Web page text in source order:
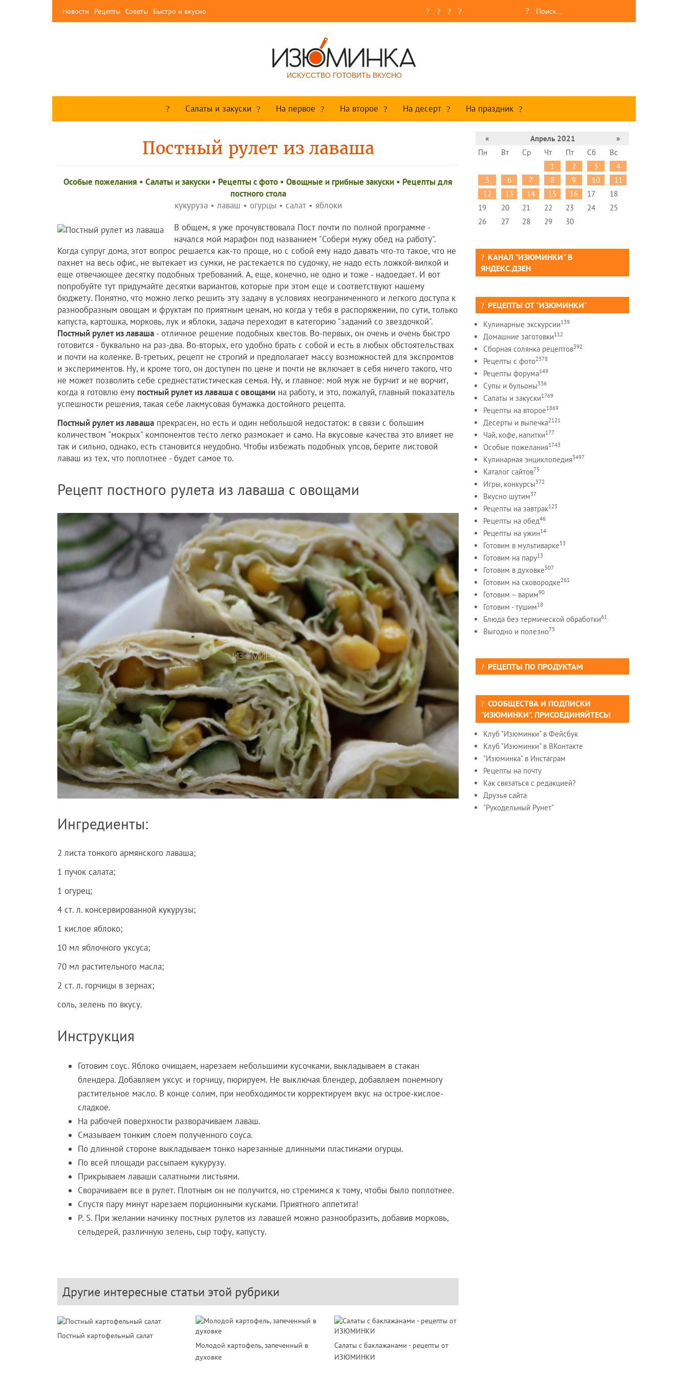
Новости Рецепты Советы Быстро и вкусно
ИСКУССТВО ГОТОВИТЬ ВКУСНО
Салаты и закуски На первое На второе На десерт На праздник
Постный рулет из лаваша
Особые пожелания • Салаты и закуски • Рецепты c фото • Овощные и грибные закуски • Рецепты для
постного стола
кукуруза• лаваш • огурцы • салат• яблоки
В общем, я уже прочувствовала Пост почти по полной программе -
начался мой марафон под названием "Собери мужу обед на работу".
Когда супруг дома, этот вопрос решается как-то проще, но с собой ему надо давать что-то такое, что не
пахнет на весь офис, не вытекает из сумки, не растекается по судочку, не надо есть ложкой-вилкой и
еще отвечающее десятку подобных требований. А, еще, конечно, не одно и тоже - надоедает. И вот
попробуйте тут придумайте десятки вариантов, которые при этом еще и соответствуют нашему
бюджету. Понятно, что можно легко решить эту задачу в условиях неограниченного и легкого доступа к
разнообразным овощам и фруктам по приятным ценам, но когда у тебя в распоряжении, по сути, только
капуста, картошка, морковь, лук и яблоки, задача переходит в категорию "заданий со звездочкой".
Постный рулет из лаваша - отличное решение подобных квестов. Во-первых, он очень и очень быстро
готовится - буквально на раз-два. Во-вторых, его удобно брать с собой и есть в любых обстоятельствах
и почти на коленке. В-третьих, рецепт не строгий и предполагает массу возможностей для экспромтов
и экспериментов. Ну, и кроме того, он доступен по цене и почти не включает в себя ничего такого, что
не может позволить себе среднестатистическая семья. Ну, и главное: мой муж не бурчит и не ворчит,
когда я готовлю ему постный рулет из лаваша с овощами на работу, и это, пожалуй, главный показатель
успешности решения, такая себе лакмусовая бумажка достойного рецепта.
Постный рулет из лаваша прекрасен, но есть и один небольшой недостаток: в связи с большим
количеством "мокрых" компонентов тесто легко размокает и само. На вкусовые качества это влияет не
так и сильно, однако, есть становится неудобно. Чтобы избежать подобных упсов, берите листовой
лаваш из тех, что поплотнее - будет самое то.
Рецепт постного рулета из лаваша с овощами
Ингредиенты:
2 листа тонкого армянского лаваша;
1 пучок салата;
1 огурец;
4 ст. л. консервированной кукурузы;
1 кислое яблоко;
10 мл яблочного уксуса;
70 мл растительного масла;
2 ст. л. горчицы в зернах;
соль, зелень по вкусу.
Инструкция
Готовим соус. Яблоко очищаем, нарезаем небольшими кусочками, выкладываем в стакан
блендера. Добавляем уксус и горчицу, пюрируем. Не выключая блендер, добавляем понемногу
растительное масло. В конце солим, при необходимости корректируем вкус на острое-кислое-
сладкое.
На рабочей поверхности разворачиваем лаваш.
Смазываем тонким слоем полученного соуса.
По длинной стороне выкладываем тонко нарезанные длинными пластинами огурцы.
По всей площади рассыпаем кукурузу.
Прикрываем лаваши салатными листьями.
Сворачиваем все в рулет. Плотным он не получится, но стремимся к тому, чтобы было поплотнее.
Спустя пару минут нарезаем порционными кусками. Приятного аппетита!
P. S. При желании начинку постных рулетов из лавашей можно разнообразить, добавив морковь,
сельдерей, различную зелень, сыр тофу, капусту.
Другие интересные статьи этой рубрики
Постный картофельный салат
Молодой картофель, запеченный в
духовке
Салаты с баклажанами - рецепты от
ИЗЮМИНКИ
« Апрель 2021
»
Пн
Вт Ср Чт Пт Сб
Вс
1
2 3
4
5
6 7 8 9 10
11
12
13 14 15 16 17
18
19
20 21 22 23 24
25
26
27 28 29 30
КАНАЛ "ИЗЮМИНКИ" В
ЯНДЕКС.ДЗЕН
РЕЦЕПТЫ ОТ "ИЗЮМИНКИ"
Кулинарные экскурсии139
Домашние заготовки112
Сборная солянка рецептов392
Рецепты c фото2378
Рецепты форума149
Супы и бульоны336
Салаты и закуски1769
Рецепты на второе1869
Десерты и выпечка2121
Чай, кофе, напитки177
Особые пожелания1743
Кулинарная энциклопедия3497
Каталог сайтов75
Игры, конкурсы372
Вкусно шутим37
Рецепты на завтрак123
Рецепты на обед46
Рецепты на ужин14
Готовим в мультиварке53
Готовим на пару13
Готовим в духовке507
Готовим на сковородке261
Готовим – варим90
Готовим - тушим18
Блюда без термической обработки61
Выгодно и полезно75
РЕЦЕПТЫ ПО ПРОДУКТАМ
СООБЩЕСТВА И ПОДПИСКИ
"ИЗЮМИНКИ". ПРИСОЕДИНЯЙТЕСЬ!
Клуб "Изюминки" в Фейсбук
Клуб "Изюминки" в ВКонтакте
"Изюминка" в Инстаграм
Рецепты на почту
Как связаться с редакцией?
Друзья сайта
"Рукодельный Рунет"